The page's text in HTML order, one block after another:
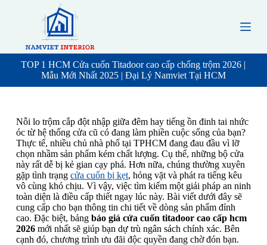
t
o
TOP 1 HCM Cửa cuốn Titadoor cao cấp chống trộm 2026 |
Mẫu Mới Nhất 2025 | Đại Lý Namviet Tại HCM
Nỗi lo trộm cắp đột nhập giữa đêm hay tiếng ồn đinh tai nhức
óc từ hệ thống cửa cũ có đang làm phiền cuộc sống của bạn?
Thực tế, nhiều chủ nhà phố tại TPHCM đang đau đầu vì lỡ
chọn nhầm sản phẩm kém chất lượng. Cụ thể, những bộ cửa
này rất dễ bị kẻ gian cạy phá. Hơn nữa, chúng thường xuyên
gặp tình trạng cửa cuốn bị kẹt, hỏng vặt và phát ra tiếng kêu
vô cùng khó chịu. Vì vậy, việc tìm kiếm một giải pháp an ninh
toàn diện là điều cấp thiết ngay lúc này. Bài viết dưới đây sẽ
cung cấp cho bạn thông tin chi tiết về dòng sản phẩm đỉnh
cao. Đặc biệt, bảng báo giá cửa cuốn titadoor cao cấp hcm
2026mới nhất sẽ giúp bạn dự trù ngân sách chính xác. Bên
cạnh đó, chương trình ưu đãi độc quyền đang chờ đón bạn.